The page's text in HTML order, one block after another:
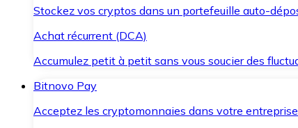
Stockez vos cryptos dans un portefeuille auto-
Achat récurrent (DCA)
Accumulez petit à petit sans vous soucier des
Bitnovo Pay
Acceptez les cryptomonnaies dans votre